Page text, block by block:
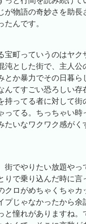
が物語の奇妙さを助長
たんです。
宝町っていうのはヤク
沌とした街で、主人公
とか暴力でその日暮ら
んてすごい恐ろしい存
持ってる者に対して街
ってる。ちっちゃい時
たいなワクワク感がく
街でやりたい放題やっ
りで乗り込んだ時に言
クロがめちゃくちゃカ
プじゃなかったから余
と憧れがありますね。